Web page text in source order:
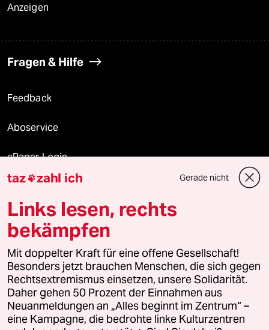
Anzeigen
Fragen & Hilfe
Feedback
Aboservice
ePaper Login
Downloads für Abonnierende
© 2026 taz Verlags und Vertriebs GmbH
Alle Rechte vorbehalten. Bei rechtlichen Fragen oder für Genehmigungen
wenden Sie sich bitte an lizenzen@taz.de
Feedback Redaktionsstatut Kommune-Richtlinien
Leitlinie Informant Datenschutz Impressum AGB
taz zahl ich Gerade nicht
Links lesen, rechts
bekämpfen
Mit doppelter Kraft für eine offene Gesellschaft!
Besonders jetzt brauchen Menschen, die sich gegen
Rechtsextremismus einsetzen, unsere Solidarität.
Daher gehen 50 Prozent der Einnahmen aus
Neuanmeldungen an „Alles beginnt im Zentrum“ –
eine Kampagne, die bedrohte linke Kulturzentren